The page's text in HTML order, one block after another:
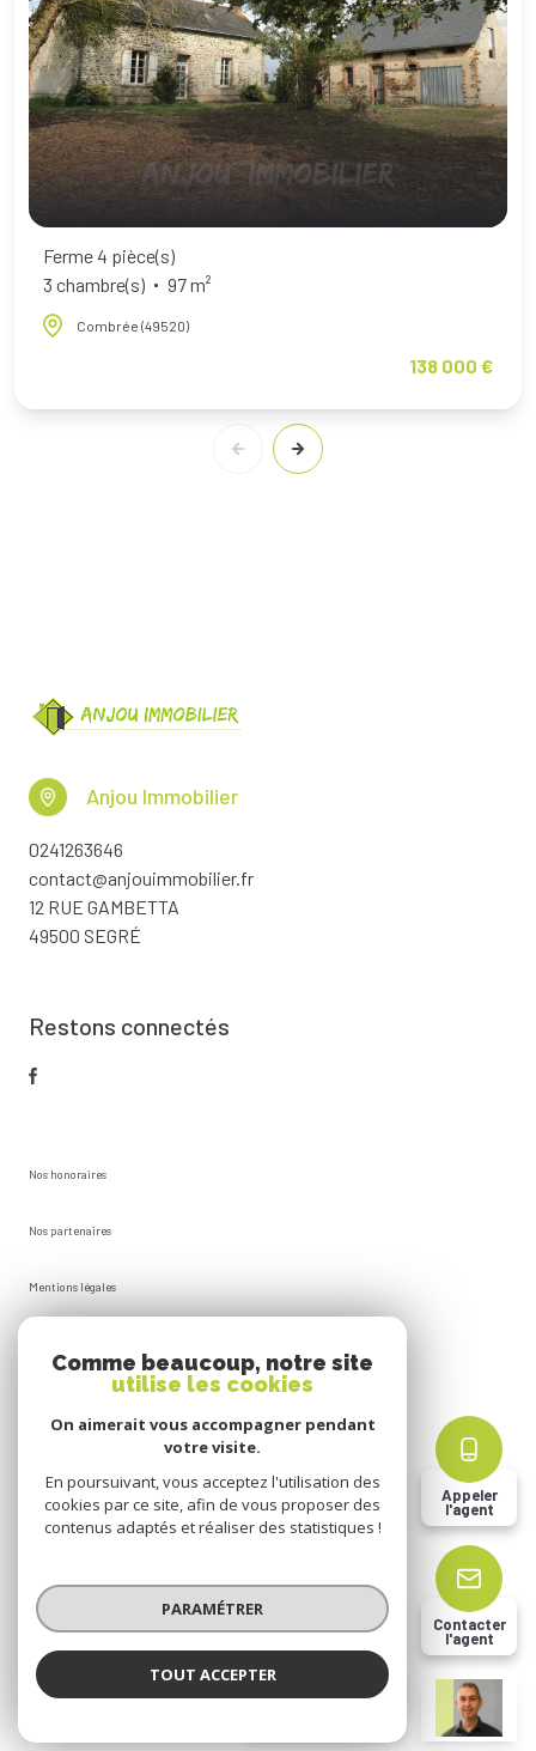
Christophe DHION
Appeler
l'agent
Contacter
l'agent
Ferme 4 pièce(s)
3 chambre(s)
97 m²
Combrée (49520)
138 000 €
Anjou Immobilier
0241263646
contact@anjouimmobilier.fr
12 RUE GAMBETTA
49500 SEGRÉ
Restons connectés
Nos honoraires
Nos partenaires
Mentions légales
Cookies
© 2026 | Tous droits réservés
Réalisé par
Comme beaucoup, notre site
utilise les cookies
On aimerait vous accompagner pendant
votre visite.
En poursuivant, vous acceptez l'utilisation des
cookies par ce site, afin de vous proposer des
contenus adaptés et réaliser des statistiques !
PARAMÉTRER
TOUT ACCEPTER